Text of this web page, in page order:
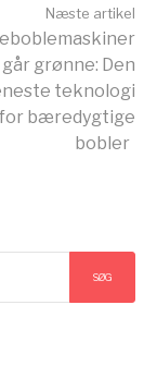
Næste artikel
går grønne: Den
teknologi
bæredygtige
bobler
SØG